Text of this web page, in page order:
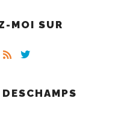
MOI SUR